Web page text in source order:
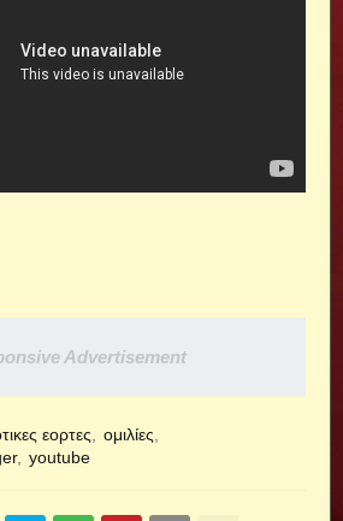
Advertisement
εορτες
ομιλίες
youtube